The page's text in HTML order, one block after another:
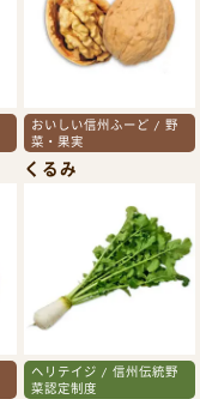
おいしい信州ふーど / 野
菜・果実
くるみ
ヘリテイジ / 信州伝統野
菜認定制度